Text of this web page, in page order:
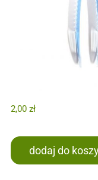
2,00 zł
dodaj do